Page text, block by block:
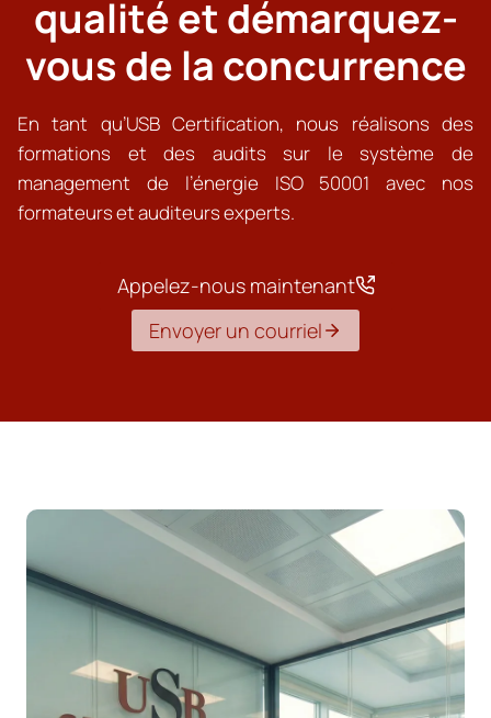
qualité et démarquez-
vous de la concurrence
En tant qu’USB Certification, nous réalisons des
formations et des audits sur le système de
management de l’énergie ISO 50001 avec nos
formateurs et auditeurs experts.
Appelez-nous maintenant
Envoyer un courriel